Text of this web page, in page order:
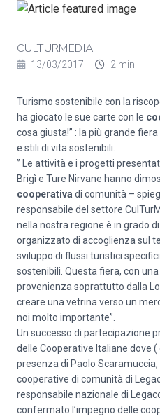
CULTURMEDIA
13/03/2017 2 min
Turismo sostenibile con la
ha giocato le sue carte con le
cosa giusta!” : la più grande
e stili di vita sostenibili.
” Le attività e i progetti
Brigì e Ture Nirvane hanno
cooperativa di comunità –
responsabile del settore
nella nostra regione è in grado
organizzato di accoglienza sul
sviluppo di flussi turistici
sostenibili. Questa fiera, con
provenienza soprattutto dalla
creare una vetrina verso un
noi molto importante”.
Un successo di partecipazione
delle Cooperative Italiane dove
presenza di Paolo
cooperative di comunità di
responsabile nazionale di
confermato l’impegno delle